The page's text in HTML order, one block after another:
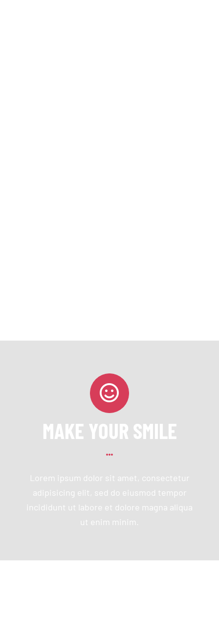
MAKE YOUR SMILE
Lorem ipsum dolor sit amet, consectetur
adipisicing elit, sed do eiusmod tempor
incididunt ut labore et dolore magna aliqua
ut enim minim.